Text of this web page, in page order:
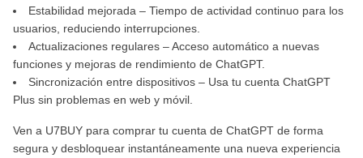
Estabilidad mejorada – Tiempo de actividad continuo para los
usuarios, reduciendo interrupciones.
Actualizaciones regulares – Acceso automático a nuevas
funciones y mejoras de rendimiento de ChatGPT.
Sincronización entre dispositivos – Usa tu cuenta ChatGPT
Plus sin problemas en web y móvil.
Ven a U7BUY para comprar tu cuenta de ChatGPT de forma
segura y desbloquear instantáneamente una nueva experiencia